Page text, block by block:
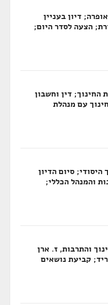
דיון בעניין
הצעה לסדר היום;
החינוך; דין וחשבון
עם מנהלת
היסודי; סיום הדיון
והמנהל הכללי;
והתרבות, ז. ארן
קביעת נושאים